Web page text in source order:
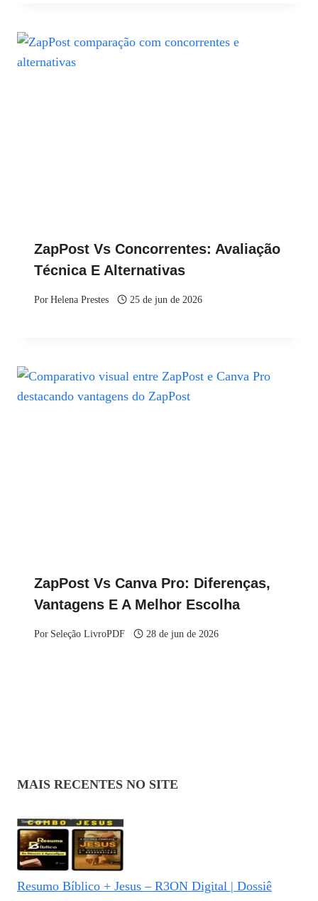
ZapPost Vs Concorrentes: Avaliação
Técnica E Alternativas
PorHelena Prestes 25 de jun de 2026
ZapPost Vs Canva Pro: Diferenças,
Vantagens E A Melhor Escolha
Por Seleção LivroPDF 28 de jun de 2026
MAIS RECENTES NO SITE
Resumo Bíblico + Jesus – R3ON Digital | Dossiê